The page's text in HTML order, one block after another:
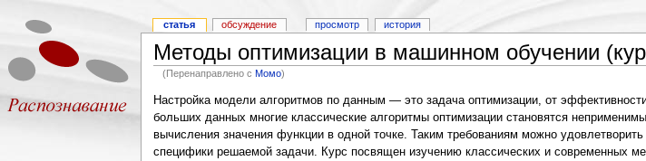
Методы оптимизации в машинном обучении
(Перенаправлено сМомо)
Настройка модели алгоритмов по данным — это задача оптимизации, от
больших данных многие классические алгоритмы оптимизации становятся
вычисления значения функции в одной точке. Таким требованиям можно
специфики решаемой задачи. Курс посвящен изучению классических и современных
статья обсуждение просмотр история